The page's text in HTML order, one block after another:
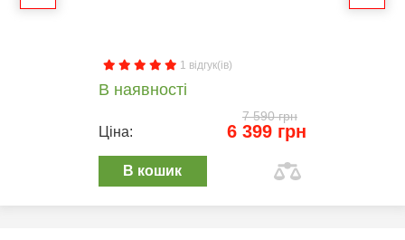
1 відгук(ів)
В наявності
7 590 грн
Ціна: 6 399 грн
В кошик